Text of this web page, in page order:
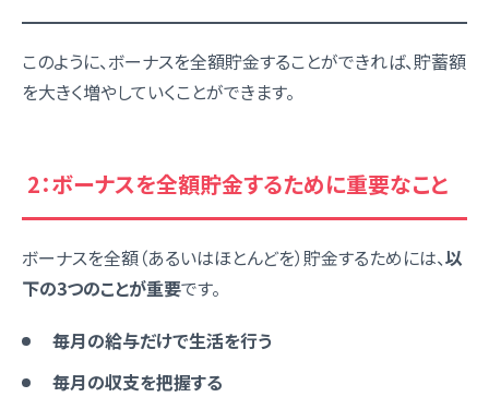
このように、ボーナスを全額貯金することができれば、貯蓄額
を大きく増やしていくことができます。
2：ボーナスを全額貯金するために重要なこと
ボーナスを全額（あるいはほとんどを）貯金するためには、以
下の3つのことが重要です。
毎月の給与だけで生活を行う
毎月の収支を把握する